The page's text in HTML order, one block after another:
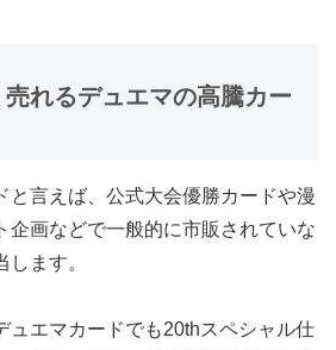
売れるデュエマの高騰カー
と言えば、公式大会優勝カードや漫
企画などで一般的に市販されていな
します。
ュエマカードでも20thスペシャル仕